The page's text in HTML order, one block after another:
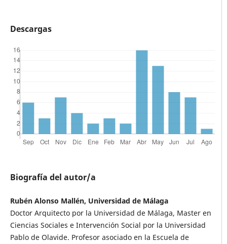
Descargas
Biografía del autor/a
Rubén Alonso Mallén, Universidad de Málaga
Doctor Arquitecto por la Universidad de Málaga, Master en
Ciencias Sociales e Intervención Social por la Universidad
Pablo de Olavide. Profesor asociado en la Escuela de